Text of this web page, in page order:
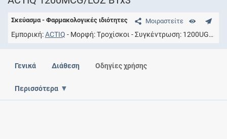
Μοιραστείτε
Σκεύασμα - Φαρμακολογικές ιδιότητες
Εμπορική ACTIQ Μορφή Tροχίσκοι Συγκέντρωση 1200UG/AP
Γενικά Διάθεση Οδηγίες χρήσης
Περισσότερα